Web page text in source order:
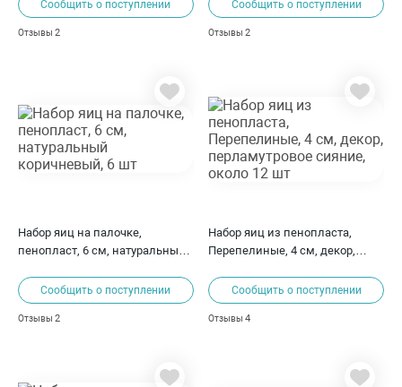
Сообщить о поступлении
Отзывы 2
Сообщить о поступлении
Отзывы2
Набор яиц на палочке,
пенопласт, 6 см, натуральный
Сообщить о поступлении
Отзывы 2
Набор яиц из пенопласта,
Перепелиные, 4 см, декор,
12 штСообщить о поступлении
Отзывы4